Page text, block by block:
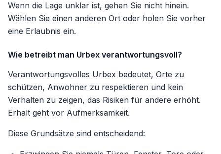
Wenn die Lage unklar ist, gehen Sie nicht hinein.
Wählen Sie einen anderen Ort oder holen Sie vorher
eine Erlaubnis ein.
Wie betreibt man Urbex verantwortungsvoll?
Verantwortungsvolles Urbex bedeutet, Orte zu
schützen, Anwohner zu respektieren und kein
Verhalten zu zeigen, das Risiken für andere erhöht.
Erhalt geht vor Aufmerksamkeit.
Diese Grundsätze sind entscheidend: